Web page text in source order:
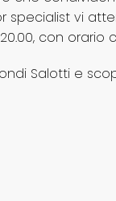
specialist vi
con orario
Salotti e